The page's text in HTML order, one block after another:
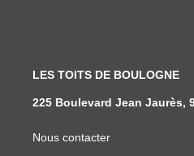
LES TOITS DE BOULOGNE
225 Boulevard Jean Jaurès,
Nous contacter